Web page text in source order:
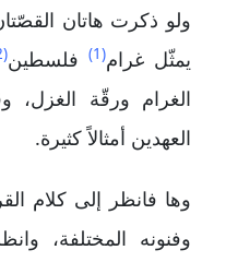
ولو ذكرت هاتان
يمثّل غرام(1) فلسطين(2)
الغرام ورقّة
العهدين أمثالاً كثيرة.
وها فانظر إلى كلام
وفنونه المختلفة،